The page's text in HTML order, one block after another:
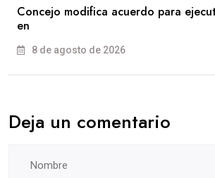
Concejo modifica acuerdo para
en
8 de agosto de 2026
Deja un comentario